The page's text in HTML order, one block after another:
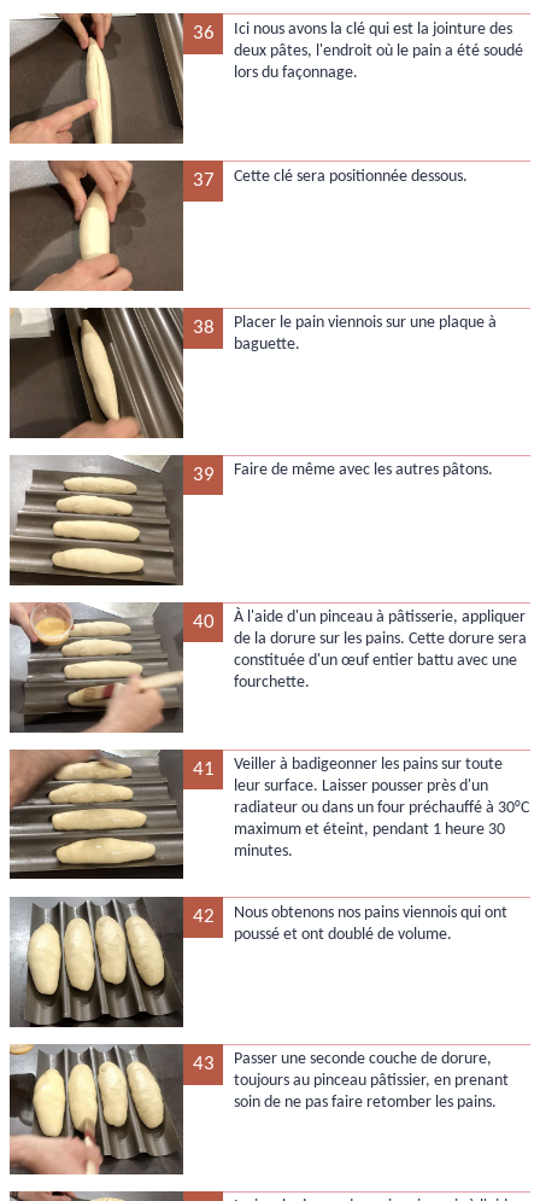
36
Ici nous avons la clé qui est la jointure des
deux pâtes, l'endroit où le pain a été soudé
lors du façonnage.
37 Cette clé sera positionnée dessous.
38
Placer le pain viennois sur une plaque à
baguette.
39 Faire de même avec les autres pâtons.
40
À l'aide d'un pinceau à pâtisserie, appliquer
de la dorure sur les pains. Cette dorure sera
constituée d'un œuf entier battu avec une
fourchette.
41
Veiller à badigeonner les pains sur toute
leur surface. Laisser pousser près d'un
radiateur ou dans un four préchauffé à 30°C
maximum et éteint, pendant 1 heure 30
minutes.
42
Nous obtenons nos pains viennois qui ont
poussé et ont doublé de volume.
43
Passer une seconde couche de dorure,
toujours au pinceau pâtissier, en prenant
soin de ne pas faire retomber les pains.